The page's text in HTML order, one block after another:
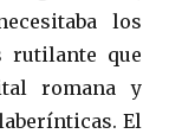
los
rutilante que
romana y
El